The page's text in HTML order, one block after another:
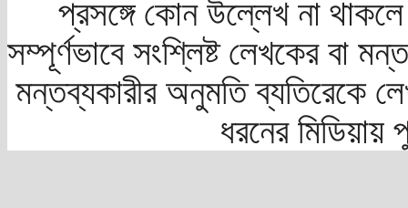
প্রসঙ্গে কোন উল্লেখ না
সম্পূর্ণভাবে সংশ্লিষ্ট লেখকের বা
মন্তব্যকারীর অনুমতি ব্যতিরেকে
ধরনের মিডিয়ায়